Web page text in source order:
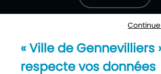
Newsletter
« Ville de Gennevilliers
respecte vos données